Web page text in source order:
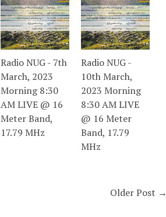
Radio NUG - 7th
March, 2023
Morning 8:30
AM LIVE @ 16
Meter Band,
17.79 MHz
Radio NUG -
10th March,
2023 Morning
8:30 AM LIVE
@ 16 Meter
Band, 17.79
MHz
Older Post →